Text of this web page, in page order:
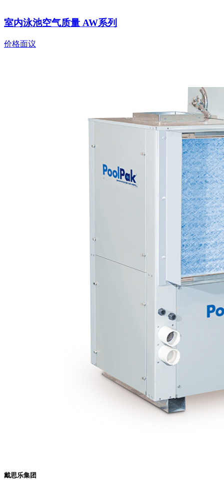
室内泳池空气质量 AW系列
价格面议
戴思乐集团